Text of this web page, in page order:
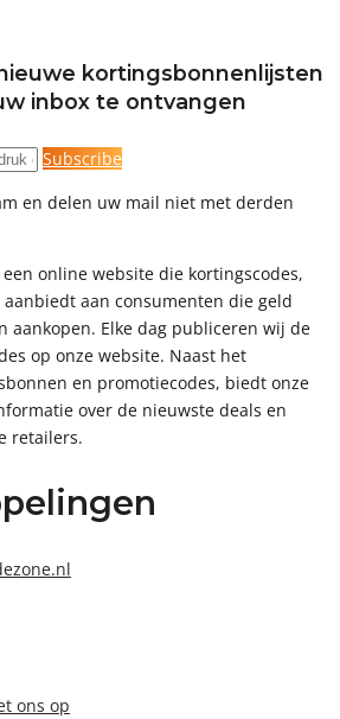
kortingsbonnenlijsten
inbox te ontvangen
Subscribe
en delen uw mail niet met derden
online website die kortingscodes,
aan consumenten die geld
aankopen. Elke dag publiceren wij de
op onze website. Naast het
en promotiecodes, biedt onze
over de nieuwste deals en
retailers.
ons op